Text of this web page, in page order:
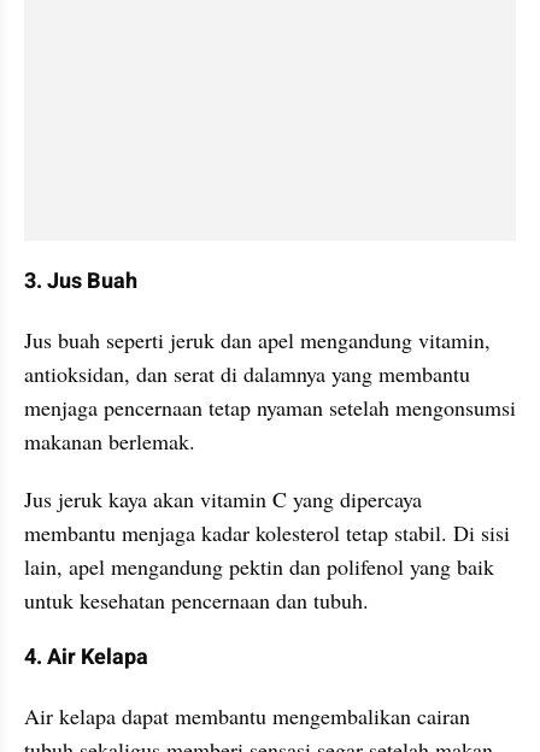
3. Jus Buah
Jus buah seperti jeruk dan apel mengandung vitamin,
antioksidan, dan serat di dalamnya yang membantu
menjaga pencernaan tetap nyaman setelah mengonsumsi
makanan berlemak.
Jus jeruk kaya akan vitamin C yang dipercaya
membantu menjaga kadar kolesterol tetap stabil. Di sisi
lain, apel mengandung pektin dan polifenol yang baik
untuk kesehatan pencernaan dan tubuh.
4. Air Kelapa
Air kelapa dapat membantu mengembalikan cairan